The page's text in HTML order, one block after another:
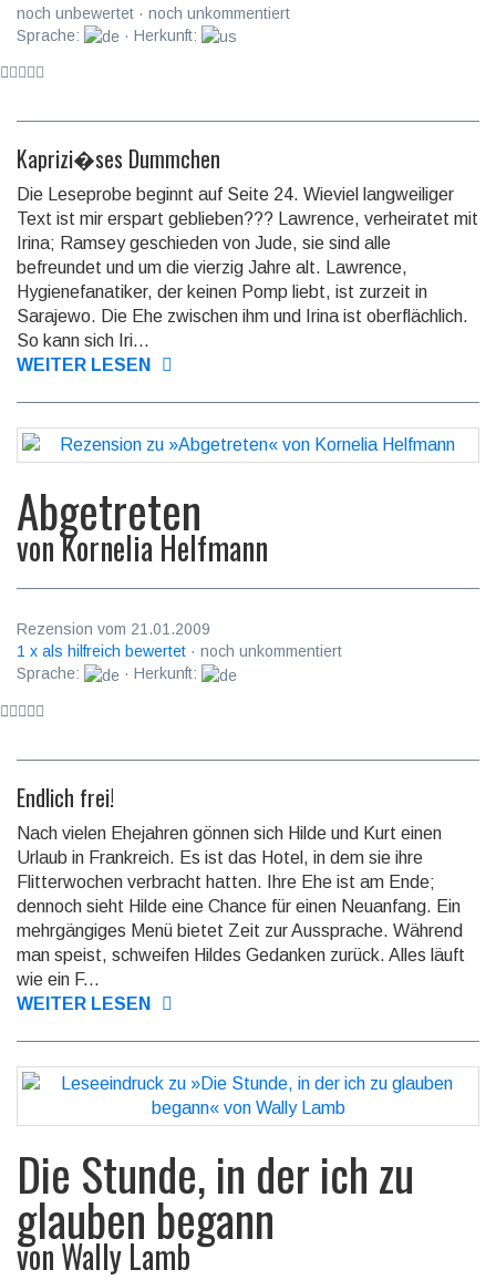
noch unbewertet · noch unkommentiert
Sprache:
· Herkunft:
Kaprizi�ses Dummchen
Die Leseprobe beginnt auf Seite 24. Wieviel langweiliger
Text ist mir erspart geblieben??? Lawrence, verheiratet mit
Irina; Ramsey geschieden von Jude, sie sind alle
befreundet und um die vierzig Jahre alt. Lawrence,
Hygienefanatiker, der keinen Pomp liebt, ist zurzeit in
Sarajewo. Die Ehe zwischen ihm und Irina ist oberflächlich.
So kann sich Iri...
WEITER LESEN
Abgetreten
vonKornelia Helfmann
Rezension vom 21.01.2009
1 x als hilfreich bewertet · noch unkommentiert
Sprache:
· Herkunft:
Endlich frei!
Nach vielen Ehejahren gönnen sich Hilde und Kurt einen
Urlaub in Frankreich. Es ist das Hotel, in dem sie ihre
Flitterwochen verbracht hatten. Ihre Ehe ist am Ende;
dennoch sieht Hilde eine Chance für einen Neuanfang. Ein
mehrgängiges Menü bietet Zeit zur Aussprache. Während
man speist, schweifen Hildes Gedanken zurück. Alles läuft
wie ein F...
WEITER LESEN
Die Stunde, in der ich zu
glauben begann
vonWally Lamb